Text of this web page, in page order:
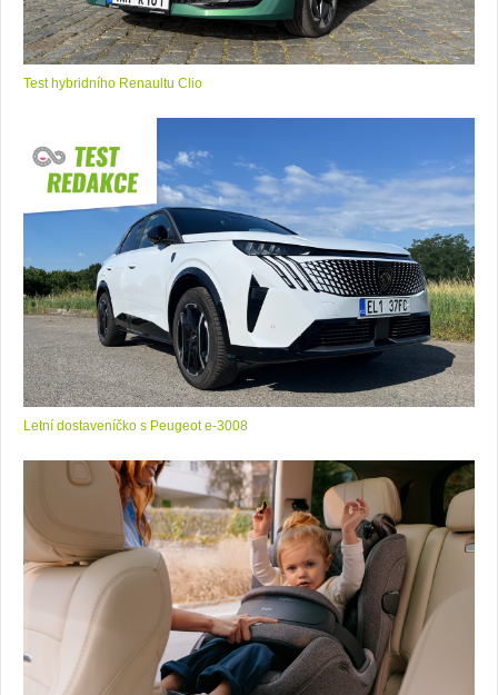
Test hybridního Renaultu Clio
Letní dostaveníčko s Peugeot e-3008